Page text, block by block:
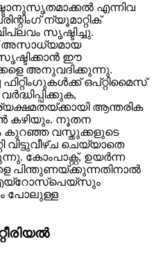
എന്നിവ
ന്യൂമാറ്റിക്
സൃഷ്ടിച്ചു.
അസാധ്യമായ
സൃഷ്ടിക്കാൻ ഈ
അനുവദിക്കുന്നു.
ഒപ്റ്റിമൈസ്
ആന്തരിക
കഴിയും. നൂതന
കുറഞ്ഞ വസ്തുക്കളുടെ
വിട്ടുവീഴ്ച ചെയ്യാതെ
കോംപാക്റ്റ്, ഉയർന്ന
പിന്തുണയ്ക്കുന്നതിനാൽ
എയ്റോസ്പെയ്സും
പോലുള്ള